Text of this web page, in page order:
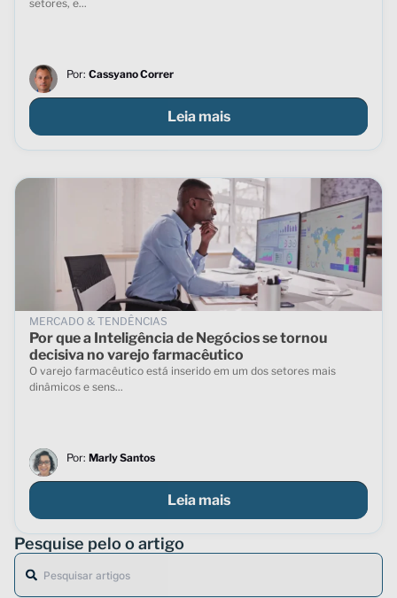
setores, e...
Por: Cassyano Correr
Leia mais
MERCADO & TENDÊNCIAS
Por que a Inteligência de Negócios se tornou
decisiva no varejo farmacêutico
O varejo farmacêutico está inserido em um dos setores mais
dinâmicos e sens...
Por: Marly Santos
Leia mais
Pesquise pelo o artigo